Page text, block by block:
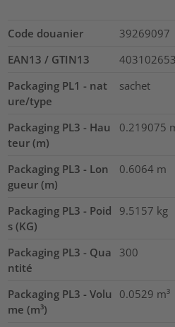
Code douanier
39269097
EAN13 / GTIN13
Packaging PL1 - nat
ure/type
sachet
Packaging PL3 - Hau
teur (m)
0.219075
Packaging PL3 - Lon
gueur (m)
0.6064 m
Packaging PL3 - Poid
s (KG)
9.5157 kg
Packaging PL3 - Qua
ntité
300
Packaging PL3 - Volu
me (m³)
0.0529 m³